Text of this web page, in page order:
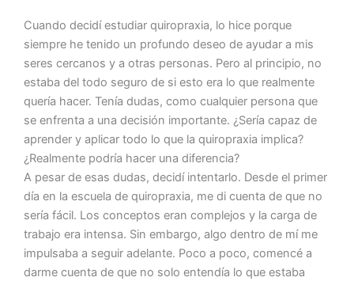
Cuando decidí estudiar quiropraxia, lo hice porque
siempre he tenido un profundo deseo de ayudar a mis
seres cercanos y a otras personas. Pero al principio, no
estaba del todo seguro de si esto era lo que realmente
quería hacer. Tenía dudas, como cualquier persona que
se enfrenta a una decisión importante. ¿Sería capaz de
aprender y aplicar todo lo que la quiropraxia implica?
¿Realmente podría hacer una diferencia?
A pesar de esas dudas, decidí intentarlo. Desde el primer
día en la escuela de quiropraxia, me di cuenta de que no
sería fácil. Los conceptos eran complejos y la carga de
trabajo era intensa. Sin embargo, algo dentro de mí me
impulsaba a seguir adelante. Poco a poco, comencé a
darme cuenta de que no solo entendía lo que estaba